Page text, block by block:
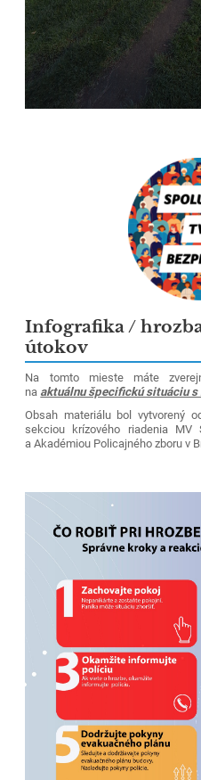
Infografika /
útokov
Na tomto mieste máte
na aktuálnu špecifickú situáciu
Obsah materiálu bol vytvorený
sekciou krízového riadenia MV
a Akadémiou Policajného zboru v